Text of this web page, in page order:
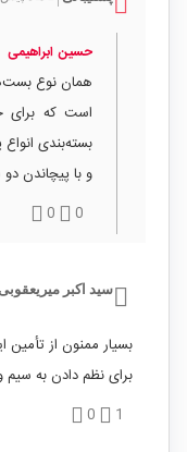
حسین ابراهیمی
همان نوع
است که برای
بسته‌بندی
و با پیچاندن
0
0
سید اکبر میریعقوبی
بسیار ممنون از
برای نظم دادن به سیم و
1
0